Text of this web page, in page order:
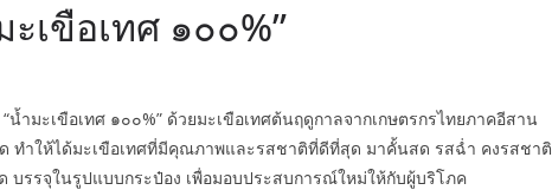
เขือเทศ ๑๐๐%”
มะเขือเทศ ๑๐๐%” ด้วยมะเขือเทศต้นฤดูกาลจากเกษตรกรไทยภาคอีสาน
ด ทำให้ได้มะเขือเทศที่มีคุณภาพและรสชาติที่ดีที่สุด มาคั้นสด รสฉ่ำ คงรสชาติ
บรรจุในรูปแบบกระป๋อง เพื่อมอบประสบการณ์ใหม่ให้กับผู้บริโภค